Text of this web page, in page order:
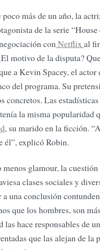
poco más de un año, la
de la serie
conNetflix al
motivo de la disputa?
a Kevin Spacey, el actor
del programa. Su
concretos. Las
la misma popularidad
, su marido en la ficción.
él”, explicó Robin.
menos glamour, la
clases sociales y
a una conclusión
que los hombres, son
las hace responsables de
que las alejan de la